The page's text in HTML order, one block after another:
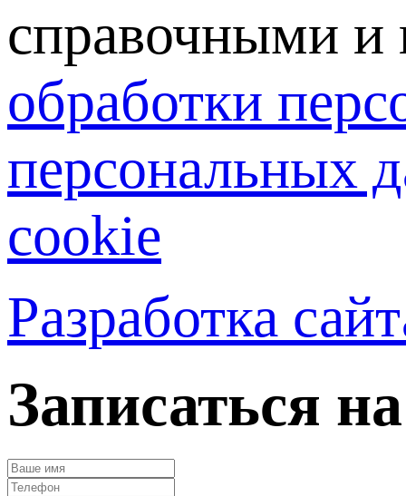
справочными и
обработки
персональных
cookie
Разработка
Записаться